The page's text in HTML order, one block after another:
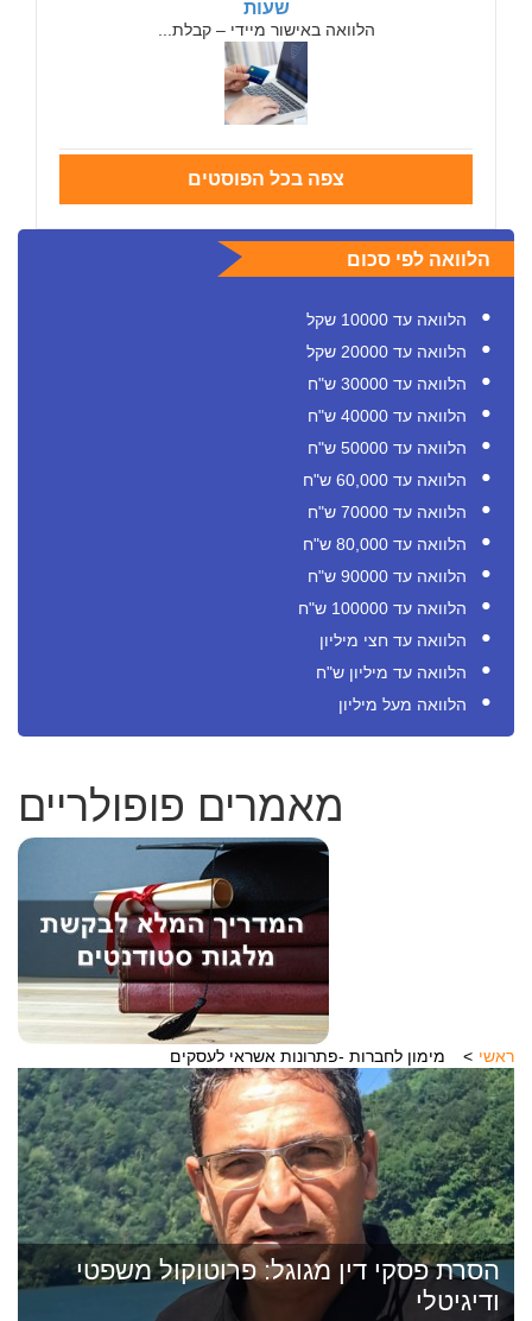
שעות
הלוואה באישור מיידי – קבלת...
צפה בכל הפוסטים
הלוואה לפי סכום
הלוואה עד 10000 שקל
הלוואה עד 20000 שקל
הלוואה עד 30000 ש"ח
הלוואה עד 40000 ש"ח
הלוואה עד 50000 ש"ח
הלוואה עד 60,000 ש"ח
הלוואה עד 70000 ש"ח
הלוואה עד 80,000 ש"ח
הלוואה עד 90000 ש"ח
הלוואה עד 100000 ש"ח
הלוואה עד חצי מיליון
הלוואה עד מיליון ש"ח
הלוואה מעל מיליון
מאמרים פופולריים
ראשי מימון לחברות -פתרונות אשראי לעסקים
הסרת פסקי דין מגוגל: פרוטוקול משפטי
ודיגיטלי